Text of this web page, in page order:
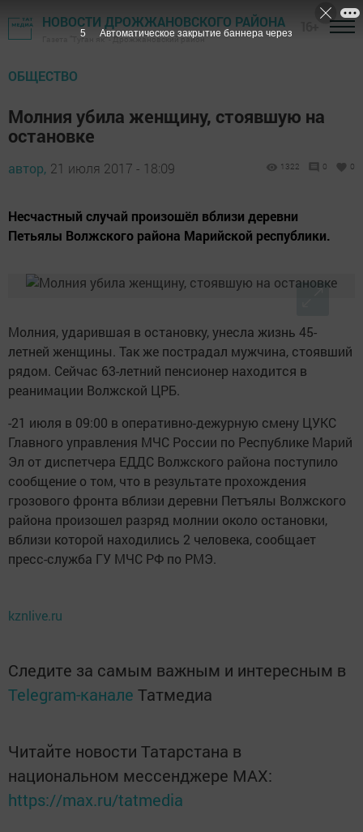
НОВОСТИ ДРОЖЖАНОВСКОГО РАЙОНА
Газета "Туган як" - Дрожжановский район
ОБЩЕСТВО
Молния убила женщину, стоявшую на
остановке
автор, 21 июля 2017 - 18:09 1322 0 0
Несчастный случай произошёл вблизи деревни
Петьялы Волжского района Марийской республики.
Молния, ударившая в остановку, унесла жизнь 45-
летней женщины. Так же пострадал мужчина, стоявший
рядом. Сейчас 63-летний пенсионер находится в
реанимации Волжской ЦРБ.
-21 июля в 09:00 в оперативно-дежурную смену ЦУКС
Главного управления МЧС России по Республике Марий
Эл от диспетчера ЕДДС Волжского района поступило
сообщение о том, что в результате прохождения
грозового фронта вблизи деревни Петъялы Волжского
района произошел разряд молнии около остановки,
вблизи которой находились 2 человека, сообщает
пресс-служба ГУ МЧС РФ по РМЭ.
kznlive.ru
Следите за самым важным и интересным в
Telegram-канале Татмедиа
Читайте новости Татарстана в
национальном мессенджере MАХ:
https://max.ru/tatmedia
4 Автоматическое закрытие баннера через